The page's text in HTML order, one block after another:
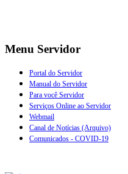
Menu Servidor
Portal do Servidor
Manual do Servidor
Para você Servidor
Serviços Online ao Servidor
Webmail
Canal de Notícias (Arquivo)
Comunicados - COVID-19